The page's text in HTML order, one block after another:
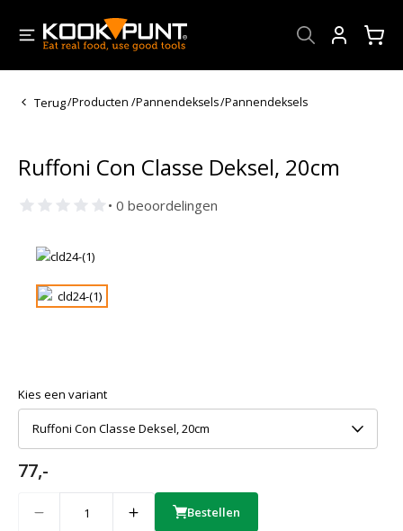
Terug/Producten /Pannendeksels/Pannendeksels
Ruffoni Con Classe Deksel, 20cm
• 0 beoordelingen
Kies een variant
Ruffoni Con Classe Deksel, 20cm
77,-
Bestellen